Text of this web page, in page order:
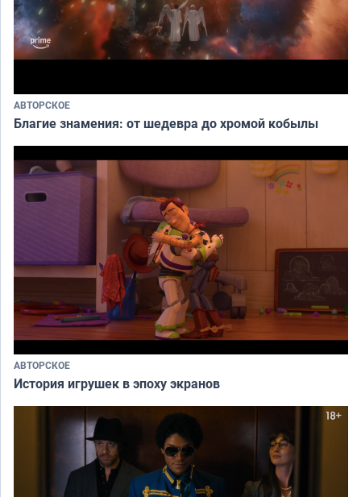
АВТОРСКОЕ
Благие знамения: от шедевра до хромой кобылы
АВТОРСКОЕ
История игрушек в эпоху экранов